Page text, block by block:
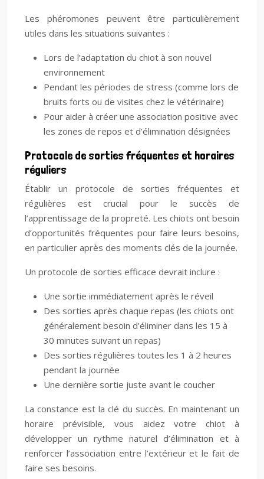
Les phéromones peuvent être particulièrement
utiles dans les situations suivantes :
Lors de l’adaptation du chiot à son nouvel
environnement
Pendant les périodes de stress (comme lors de
bruits forts ou de visites chez le vétérinaire)
Pour aider à créer une association positive avec
les zones de repos et d’élimination désignées
Protocole de sorties fréquentes et horaires
réguliers
Établir un protocole de sorties fréquentes et
régulières est crucial pour le succès de
l’apprentissage de la propreté. Les chiots ont besoin
d’opportunités fréquentes pour faire leurs besoins,
en particulier après des moments clés de la journée.
Un protocole de sorties efficace devrait inclure :
Une sortie immédiatement après le réveil
Des sorties après chaque repas (les chiots ont
généralement besoin d’éliminer dans les 15 à
30 minutes suivant un repas)
Des sorties régulières toutes les 1 à 2 heures
pendant la journée
Une dernière sortie juste avant le coucher
La constance est la clé du succès. En maintenant un
horaire prévisible, vous aidez votre chiot à
développer un rythme naturel d’élimination et à
renforcer l’association entre l’extérieur et le fait de
faire ses besoins.